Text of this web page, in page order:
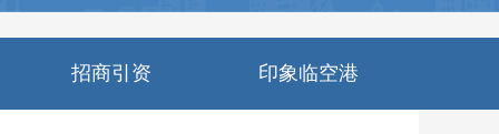
招商引资 印象临空港